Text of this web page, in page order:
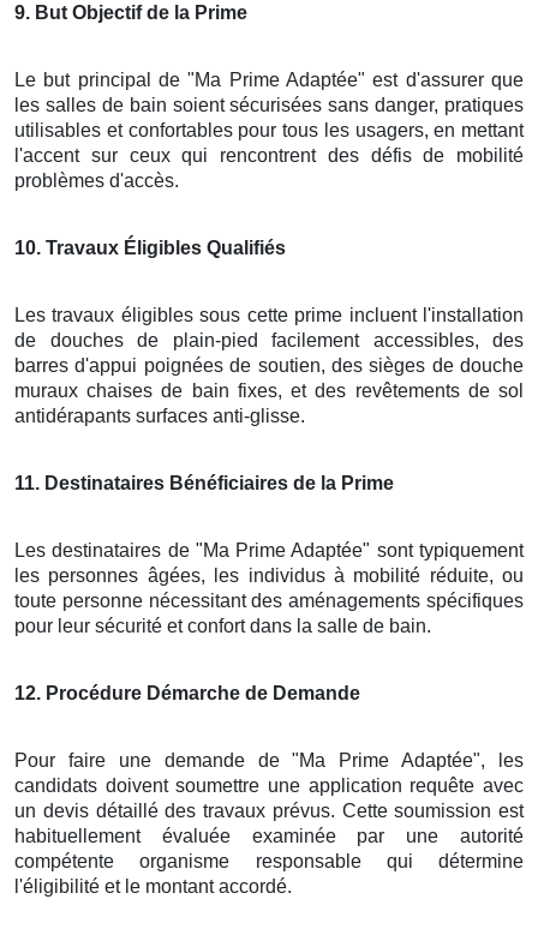
9. But Objectif de la Prime
Le but principal de "Ma Prime Adaptée" est d'assurer que
les salles de bain soient sécurisées sans danger, pratiques
utilisables et confortables pour tous les usagers, en mettant
l'accent sur ceux qui rencontrent des défis de mobilité
problèmes d'accès.
10. Travaux Éligibles Qualifiés
Les travaux éligibles sous cette prime incluent l'installation
de douches de plain-pied facilement accessibles, des
barres d'appui poignées de soutien, des sièges de douche
muraux chaises de bain fixes, et des revêtements de sol
antidérapants surfaces anti-glisse.
11. Destinataires Bénéficiaires de la Prime
Les destinataires de "Ma Prime Adaptée" sont typiquement
les personnes âgées, les individus à mobilité réduite, ou
toute personne nécessitant des aménagements spécifiques
pour leur sécurité et confort dans la salle de bain.
12. Procédure Démarche de Demande
Pour faire une demande de "Ma Prime Adaptée", les
candidats doivent soumettre une application requête avec
un devis détaillé des travaux prévus. Cette soumission est
habituellement évaluée examinée par une autorité
compétente organisme responsable qui détermine
l'éligibilité et le montant accordé.